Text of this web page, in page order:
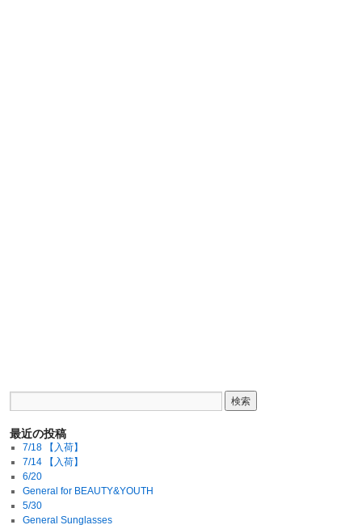
最近の投稿
7/18 【入荷】
7/14 【入荷】
6/20
General for BEAUTY&YOUTH
5/30
General Sunglasses